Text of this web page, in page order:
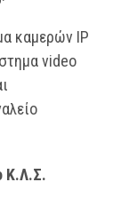
καμερών IP
video
Κ.Λ.Σ.